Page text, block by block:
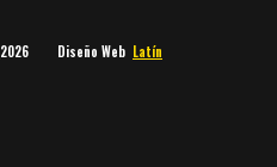
2026 Diseño Web Latín